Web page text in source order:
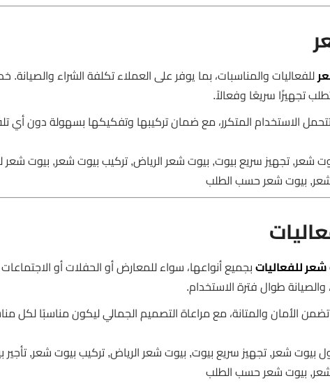
للفعاليات والمناسبات، بما يوفر على العملاء تكلفة الشراء والصيانة.
تجهيزًا سريعًا وفعالاً.
الاستخدام المتكرر، مع ضمان تركيبها وتفكيكها بسهولة دون أي
شعر, تجهيز سريع بيوت, بيوت شعر الرياض, تركيب بيوت شعر, بيوت
بيوت شعر حسب الطلب
للفعالياتبجميع أنواعها، سواء للمعارض أو الحفلات أو
والصيانة طوال فترة الاستخدام.
الأمان والمتانة، مع مراعاة التصميم الجمالي ليكون مناسبًا لكل
بيوت شعر, تجهيز سريع بيوت, بيوت شعر الرياض, تركيب بيوت شعر,
بيوت شعر حسب الطلب